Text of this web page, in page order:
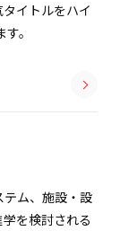
イトルをハイ
。
ム、施設・設
を検討される